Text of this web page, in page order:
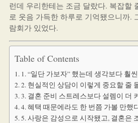
런데 우리한테는 조금 달랐다. 복잡할
로 웃음 가득한 하루로 기억됐으니까.
람회가 있었다.
Table of Contents
1. “일단 가보자” 했는데 생각보다 훨
2. 현실적인 상담이 이렇게 중요할 줄
3. 결혼 준비 스트레스보다 설렘이 더
4. 혜택 때문에라도 한 번쯤 가볼 만했
5. 사랑은 감성으로 시작됐고, 결혼은